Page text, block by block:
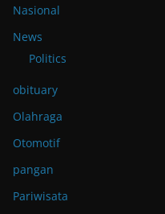
Nasional
News
Politics
obituary
Olahraga
Otomotif
pangan
Pariwisata